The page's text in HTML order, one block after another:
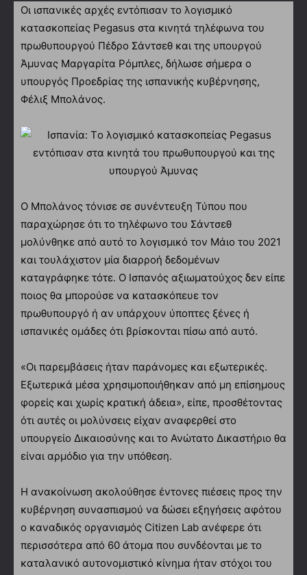
Οι ισπανικές αρχές εντόπισαν το λογισμικό
κατασκοπείας Pegasus στα κινητά τηλέφωνα του
πρωθυπουργού Πέδρο Σάντσεθ και της υπουργού
Άμυνας Μαργαρίτα Ρόμπλες, δήλωσε σήμερα ο
υπουργός Προεδρίας της ισπανικής κυβέρνησης,
Φέλιξ Μπολάνος.
Ο Μπολάνος τόνισε σε συνέντευξη Τύπου που
παραχώρησε ότι το τηλέφωνο του Σάντσεθ
μολύνθηκε από αυτό το λογισμικό τον Μάιο του 2021
και τουλάχιστον μία διαρροή δεδομένων
καταγράφηκε τότε. Ο Ισπανός αξιωματούχος δεν είπε
ποιος θα μπορούσε να κατασκόπευε τον
πρωθυπουργό ή αν υπάρχουν ύποπτες ξένες ή
ισπανικές ομάδες ότι βρίσκονται πίσω από αυτό.
«Οι παρεμβάσεις ήταν παράνομες και εξωτερικές.
Εξωτερικά μέσα χρησιμοποιήθηκαν από μη επίσημους
φορείς και χωρίς κρατική άδεια», είπε, προσθέτοντας
ότι αυτές οι μολύνσεις είχαν αναφερθεί στο
υπουργείο Δικαιοσύνης και το Ανώτατο Δικαστήριο θα
είναι αρμόδιο για την υπόθεση.
Η ανακοίνωση ακολούθησε έντονες πιέσεις προς την
κυβέρνηση συνασπισμού να δώσει εξηγήσεις αφότου
ο καναδικός οργανισμός Citizen Lab ανέφερε ότι
περισσότερα από 60 άτομα που συνδέονται με το
καταλανικό αυτονομιστικό κίνημα ήταν στόχοι του